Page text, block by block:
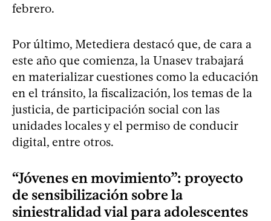
febrero.
Por último, Metediera destacó que, de cara a
este año que comienza, la Unasev trabajará
en materializar cuestiones como la educación
en el tránsito, la fiscalización, los temas de la
justicia, de participación social con las
unidades locales y el permiso de conducir
digital, entre otros.
“Jóvenes en movimiento”: proyecto
de sensibilización sobre la
siniestralidad vial para adolescentes